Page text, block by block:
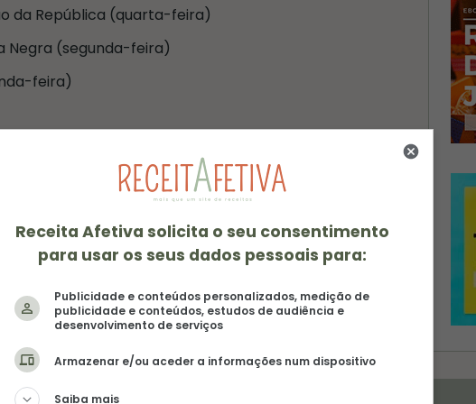
da República (quarta-feira)
Negra (segunda-feira)
feira)
viagens e aproveitar todos os
então você pode planejar um Réveillon de no
Para quem vai viajar, a dica é procurar
do verão. Que tal um pulo no
Receita Afetiva solicita o seu consentimento
para usar os seus dados pessoais para:
Publicidade e conteúdos personalizados, medição de
publicidade e conteúdos, estudos de audiência e
desenvolvimento de serviços
Armazenar e/ou aceder a informações num dispositivo
Saiba mais